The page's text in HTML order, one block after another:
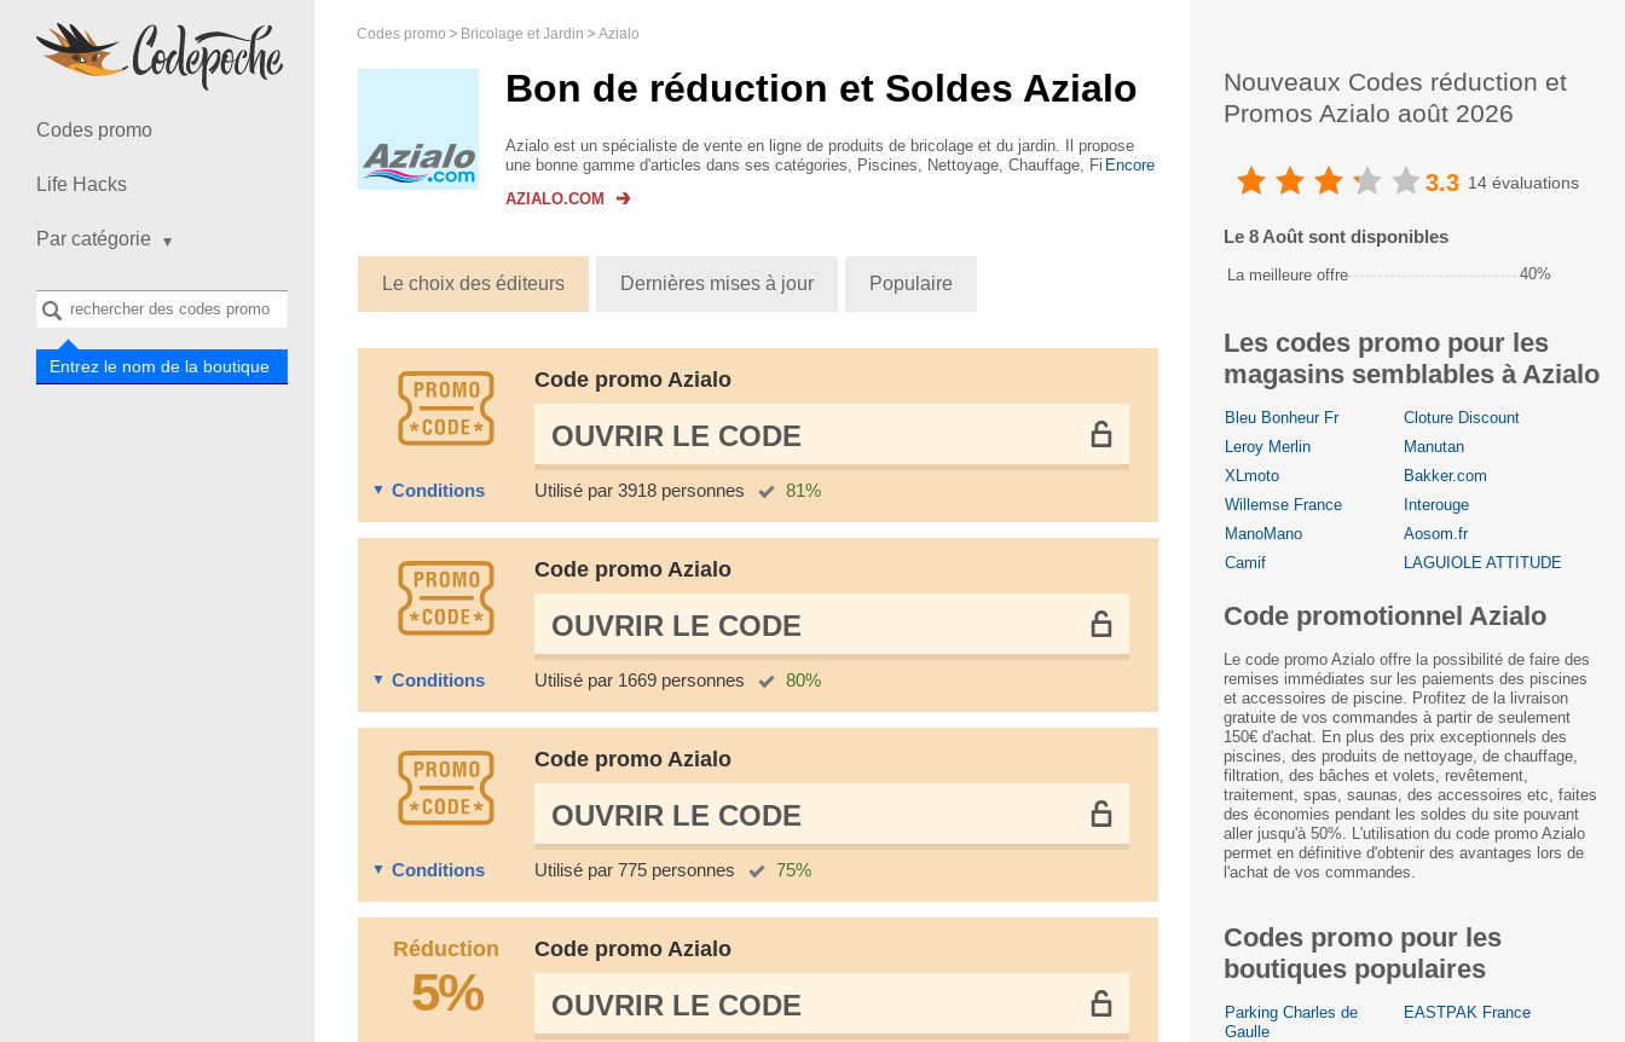
Codes promo
Life Hacks
Par catégorie
Entrez le nom de la boutique
Codes promo Bricolage et Jardin Azialo
Bon de réduction et Soldes Azialo
Azialo est un spécialiste de vente en ligne de produits de bricolage et du jardin. Il propose
une bonne gamme d'articles dans ses catégories, Piscines, Nettoyage, Chauffage, Filtration,
Encore
AZIALO.COM
Le choix des éditeurs Dernières mises à jour Populaire
Code promo Azialo
OUVRIR LE СODE
Conditions Utilisé par 3918 personnes 81%
Code promo Azialo
OUVRIR LE СODE
Conditions Utilisé par 1669 personnes 80%
Code promo Azialo
OUVRIR LE СODE
Conditions Utilisé par 775 personnes 75%
Réduction
5%
Code promo Azialo
OUVRIR LE СODE
Nouveaux Codes réduction et
Promos Azialo août 2026
3.3 14 évaluations
Le 8 Août sont disponibles
La meilleure offre 40%
Les codes promo pour les
magasins semblables à Azialo
Bleu Bonheur Fr
Cloture Discount
Leroy Merlin
Manutan
XLmoto
Bakker.com
Willemse France
Interouge
ManoMano
Aosom.fr
Camif
LAGUIOLE ATTITUDE
Code promotionnel Azialo
Le code promo Azialo offre la possibilité de faire des
remises immédiates sur les paiements des piscines
et accessoires de piscine. Profitez de la livraison
gratuite de vos commandes à partir de seulement
150€ d'achat. En plus des prix exceptionnels des
piscines, des produits de nettoyage, de chauffage,
filtration, des bâches et volets, revêtement,
traitement, spas, saunas, des accessoires etc, faites
des économies pendant les soldes du site pouvant
aller jusqu'à 50%. L'utilisation du code promo Azialo
permet en définitive d'obtenir des avantages lors de
l'achat de vos commandes.
Codes promo pour les
boutiques populaires
Parking Charles de
Gaulle
EASTPAK France